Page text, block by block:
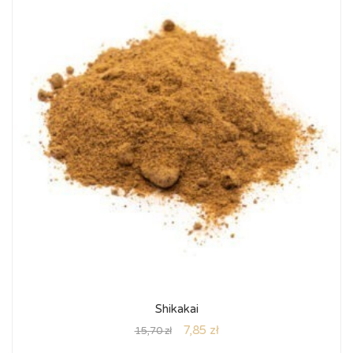
Shikakai
15,70zł 7,85 zł